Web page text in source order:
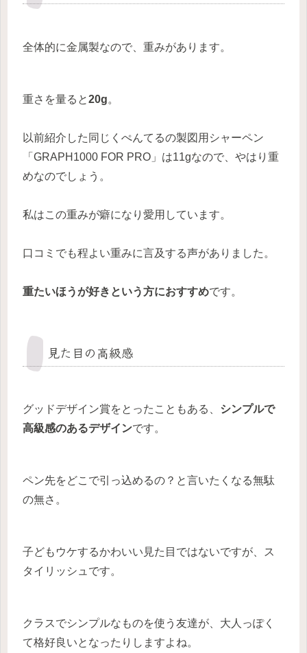
全体的に金属製なので、重みがあります。
重さを量ると20g。
以前紹介した同じくぺんてるの製図用シャーペン
「GRAPH1000 FOR PRO」は11gなので、やはり重
めなのでしょう。
私はこの重みが癖になり愛用しています。
口コミでも程よい重みに言及する声がありました。
重たいほうが好きという方におすすめです。
見た目の高級感
グッドデザイン賞をとったこともある、 シンプルで
高級感のあるデザインです。
ペン先をどこで引っ込めるの？と言いたくなる無駄
の無さ。
子どもウケするかわいい見た目ではないですが、ス
タイリッシュです。
クラスでシンプルなものを使う友達が、大人っぽく
て格好良いとなったりしますよね。